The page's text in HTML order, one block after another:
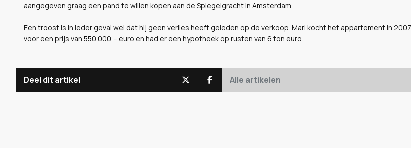
aangegeven graag een pand te willen kopen aan de Spiegelgracht in Amsterdam.
Een troost is in ieder geval wel dat hij geen verlies heeft geleden op de verkoop. Mari kocht het appartement in 2007
voor een prijs van 550.000,-- euro en had er een hypotheek op rusten van 6 ton euro.
Deel dit artikel Alle artikelen